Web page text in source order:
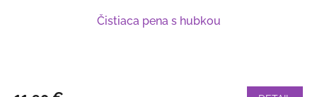
Čistiaca pena s hubkou